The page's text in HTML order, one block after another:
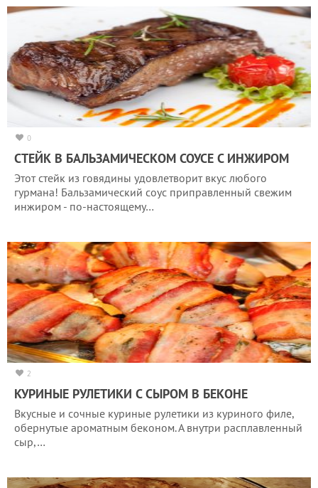
0
СТЕЙК В БАЛЬЗАМИЧЕСКОМ СОУСЕ С ИНЖИРОМ
Этот стейк из говядины удовлетворит вкус любого
гурмана! Бальзамический соус приправленный свежим
инжиром - по-настоящему…
2
КУРИНЫЕ РУЛЕТИКИ С СЫРОМ В БЕКОНЕ
Вкусные и сочные куриные рулетики из куриного филе,
обернутые ароматным беконом. А внутри расплавленный
сыр,…